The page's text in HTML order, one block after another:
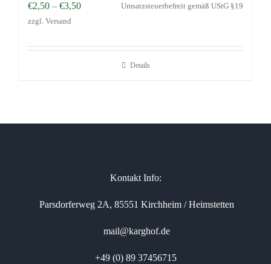
€2,50 – €3,50
Umsatzsteuerbefreit gemäß UStG §19
zzgl. Versand
Details
Kontakt Info:
Parsdorferweg 2A, 85551 Kirchheim / Heimstetten
mail@karghof.de
+49 (0) 89 37456715